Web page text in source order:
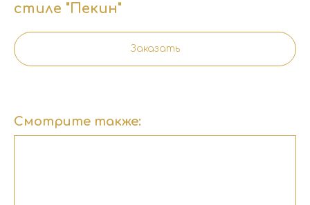
стиле "Пекин"
Заказать
Смотрите также: